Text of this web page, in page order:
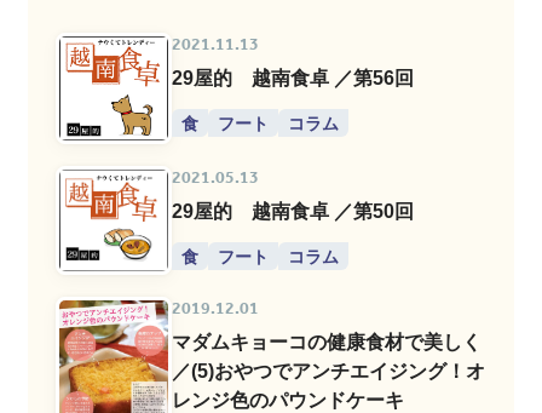
2021.11.13
29屋的 越南食卓 ／第56回
食 フート コラム
2021.05.13
29屋的 越南食卓 ／第50回
食 フート コラム
2019.12.01
マダムキョーコの健康食材で美しく
／(5)おやつでアンチエイジング！オ
レンジ色のパウンドケーキ